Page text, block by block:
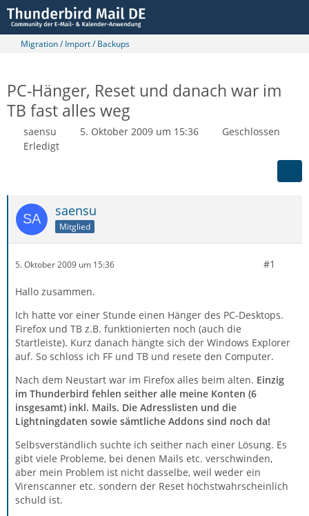
Migration / Import / Backups
PC-Hänger, Reset und danach war im
TB fast alles weg
saensu 5. Oktober 2009 um 15:36
Geschlossen
Erledigt
saensu
Mitglied
5. Oktober 2009 um 15:36 #1
Hallo zusammen.
Ich hatte vor einer Stunde einen Hänger des PC-Desktops.
Firefox und TB z.B. funktionierten noch (auch die
Startleiste). Kurz danach hängte sich der Windows Explorer
auf. So schloss ich FF und TB und resete den Computer.
Nach dem Neustart war im Firefox alles beim alten. Einzig
im Thunderbird fehlen seither alle meine Konten (6
insgesamt) inkl. Mails. Die Adresslisten und die
Lightningdaten sowie sämtliche Addons sind noch da!
Selbsverständlich suchte ich seither nach einer Lösung. Es
gibt viele Probleme, bei denen Mails etc. verschwinden,
aber mein Problem ist nicht dasselbe, weil weder ein
Virenscanner etc. sondern der Reset höchstwahrscheinlich
schuld ist.